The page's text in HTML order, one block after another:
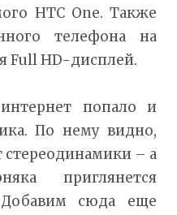
HTC One. Также
телефона на
Full HD-дисплей.
попало и
По нему видно,
стереодинамики – а
приглянется
сюда еще